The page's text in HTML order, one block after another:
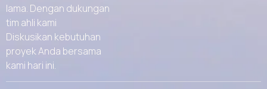
lama. Dengan dukungan
tim ahli kami
Diskusikan kebutuhan
proyek Anda bersama
kami hari ini.